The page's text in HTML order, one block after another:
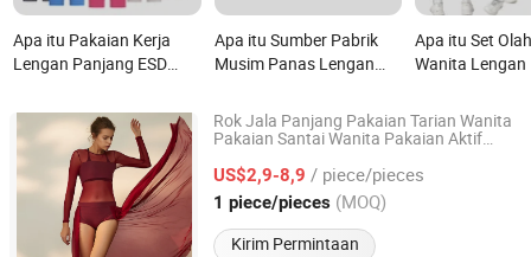
Apa itu Pakaian Kerja
Lengan Panjang ESD
Kustom Reflektif Poli
Katun untuk Pabrik
Farmasi Langsung PPE
Apa itu Sumber Pabrik
Musim Panas Lengan
Reflektif Pakaian Kerja
Poli Katun 150GSM
APD
Apa itu Set
Wanita
Gym Yoga
Intensitas
Rok Jala Panjang Pakaian Tarian Wanita
Pakaian Santai Wanita Pakaian Aktif
US$2,9-8,9 / piece/pieces
1 piece/pieces (MOQ)
Kirim Permintaan
Xiamen Mega Garment Co., Ltd.
Fujian, China Harga mulai 2022